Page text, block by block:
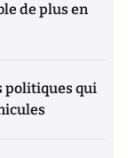
de plus en
politiques qui